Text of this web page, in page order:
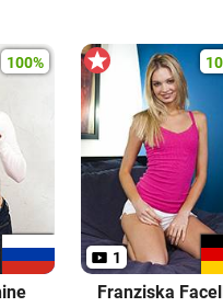
100%
1
Franziska